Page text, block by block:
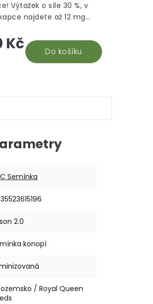
Kč Do košíku
Výtažek o síle 30 %, v
najdete až 12 mg
odběratelů 30% CBD oleje,
tento...
Semínka
2.0
konopí
/ Royal Queen